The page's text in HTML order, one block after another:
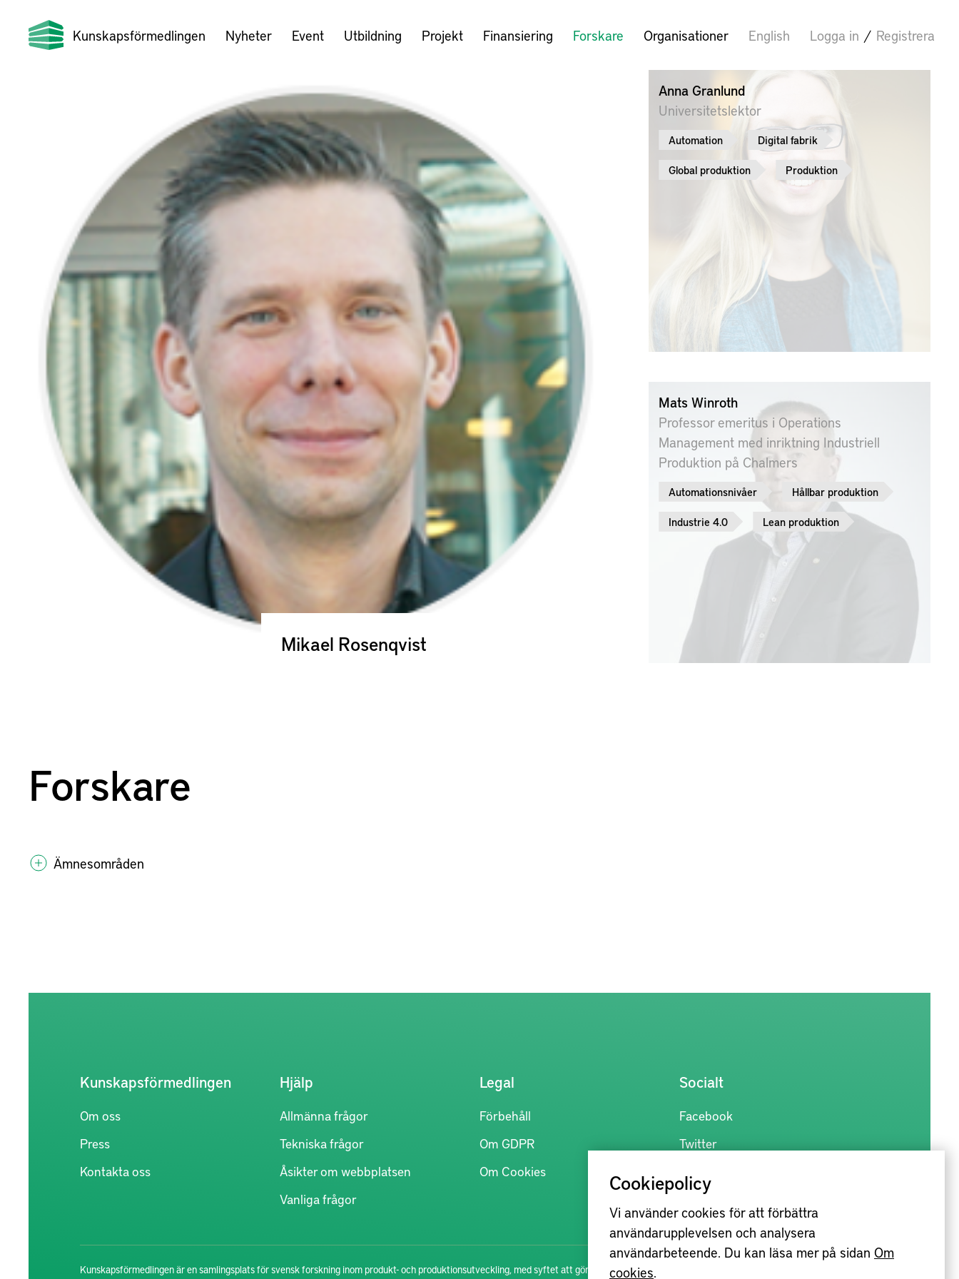
Kunskapsförmedlingen Nyheter Event Utbildning Projekt Finansiering Forskare Organisationer English Logga in / Registrera
Mikael Rosenqvist
Anna Granlund
Universitetslektor
Automation Digital fabrik
Global produktion Produktion
Mats Winroth
Professor emeritus i Operations
Management med inriktning Industriell
Produktion på Chalmers
Automationsnivåer Hållbar produktion
Industrie 4.0 Lean produktion
Forskare
Ämnesområden
Cookiepolicy
Vi använder cookies för att förbättra
användarupplevelsen och analysera
användarbeteende. Du kan läsa mer på sidan Om
cookies.
Kunskapsförmedlingen
Om oss
Press
Kontakta oss
Hjälp
Allmänna frågor
Tekniska frågor
Åsikter om webbplatsen
Vanliga frågor
Legal
Förbehåll
Om GDPR
Om Cookies
Socialt
Facebook
Twitter
Kunskapsförmedlingen är en samlingsplats för svensk forskning inom produkt- och produktionsutveckling, med syftet att göra